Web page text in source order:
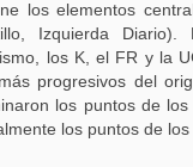
los elementos
Izquierda Diario).
los K, el FR y la
progresivos del
los puntos de los
los puntos de